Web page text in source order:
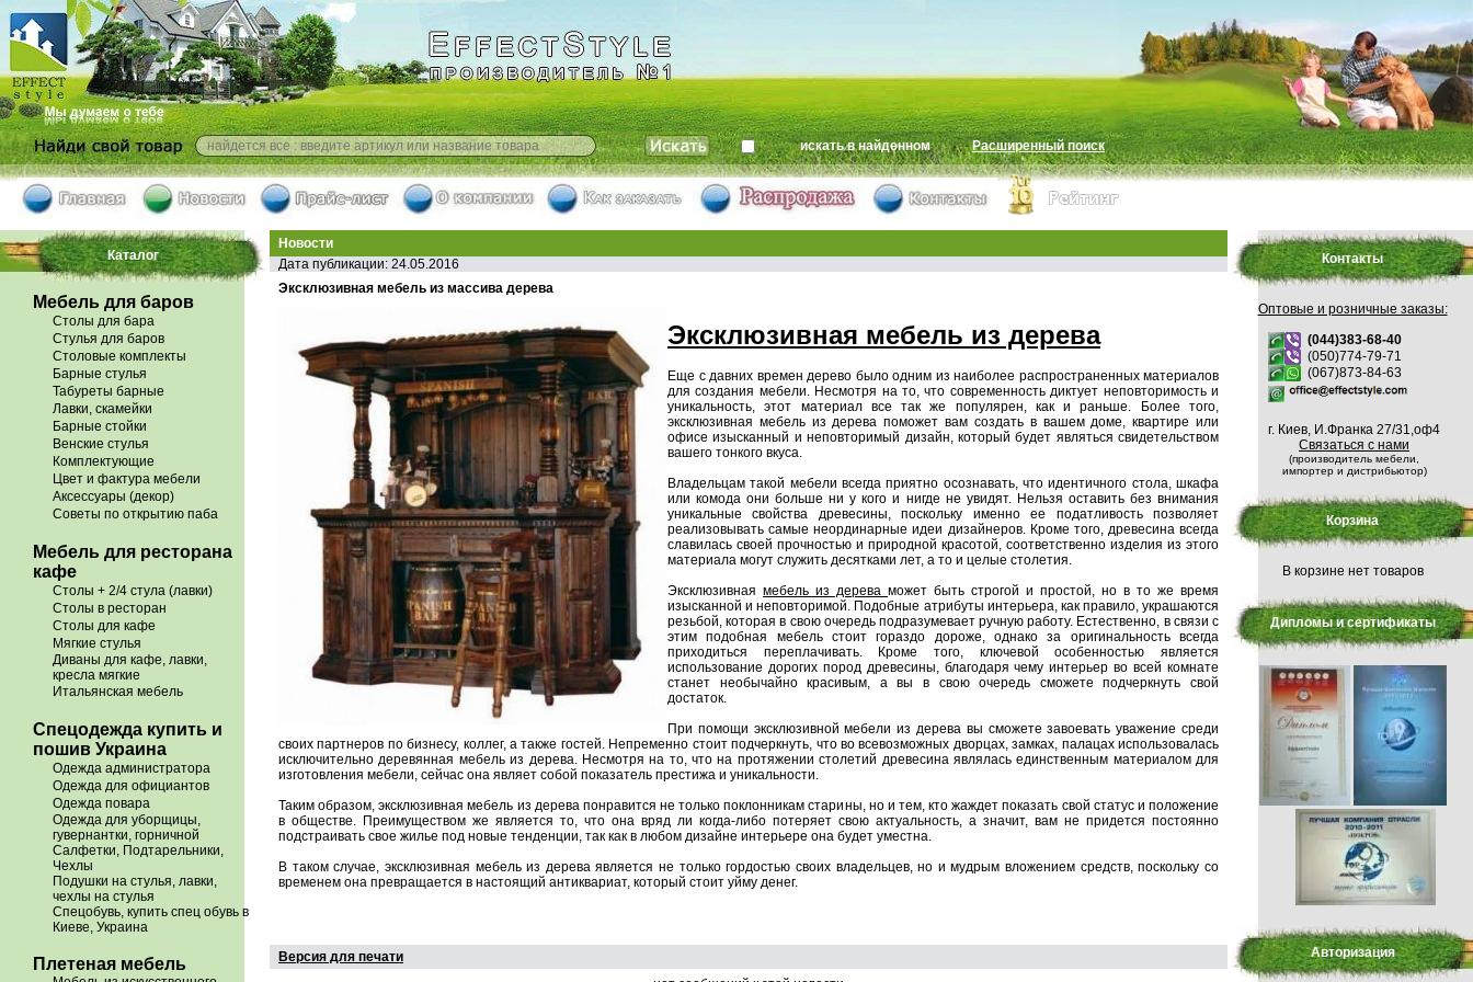
искать в найденном Расширенный поиск
Каталог
Мебель для баров
Столы для бара
Стулья для баров
Столовые комплекты
Барные стулья
Табуреты барные
Лавки, скамейки
Барные стойки
Венские стулья
Комплектующие
Цвет и фактура мебели
Аксессуары (декор)
Советы по открытию паба
Мебель для ресторана
кафе
Столы + 2/4 стула (лавки)
Столы в ресторан
Столы для кафе
Мягкие стулья
Диваны для кафе, лавки,
кресла мягкие
Итальянская мебель
Спецодежда купить и
пошив Украина
Одежда администратора
Одежда для официантов
Одежда повара
Одежда для уборщицы,
гувернантки, горничной
Салфетки, Подтарельники,
Чехлы
Подушки на стулья, лавки,
чехлы на стулья
Спецобувь, купить спец обувь в
Киеве, Украина
Плетеная мебель
Новости
Дата публикации: 24.05.2016
Эксклюзивная мебель из массива дерева
Эксклюзивная мебель из дерева
Еще с давних времен дерево было одним из наиболее распространенных материалов
для создания мебели. Несмотря на то, что современность диктует неповторимость и
уникальность, этот материал все так же популярен, как и раньше. Более того,
эксклюзивная мебель из дерева поможет вам создать в вашем доме, квартире или
офисе изысканный и неповторимый дизайн, который будет являться свидетельством
вашего тонкого вкуса.
Владельцам такой мебели всегда приятно осознавать, что идентичного стола, шкафа
или комода они больше ни у кого и нигде не увидят. Нельзя оставить без внимания
уникальные свойства древесины, поскольку именно ее податливость позволяет
реализовывать самые неординарные идеи дизайнеров. Кроме того, древесина всегда
славилась своей прочностью и природной красотой, соответственно изделия из этого
материала могут служить десятками лет, а то и целые столетия.
Эксклюзивная мебель из дерева может быть строгой и простой, но в то же время
изысканной и неповторимой. Подобные атрибуты интерьера, как правило, украшаются
резьбой, которая в свою очередь подразумевает ручную работу. Естественно, в связи с
этим подобная мебель стоит гораздо дороже, однако за оригинальность всегда
приходиться переплачивать. Кроме того, ключевой особенностью является
использование дорогих пород древесины, благодаря чему интерьер во всей комнате
станет необычайно красивым, а вы в свою очередь сможете подчеркнуть свой
достаток.
При помощи эксклюзивной мебели из дерева вы сможете завоевать уважение среди
своих партнеров по бизнесу, коллег, а также гостей. Непременно стоит подчеркнуть, что во всевозможных дворцах, замках, палацах использовалась
исключительно деревянная мебель из дерева. Несмотря на то, что на протяжении столетий древесина являлась единственным материалом для
изготовления мебели, сейчас она являет собой показатель престижа и уникальности.
Таким образом, эксклюзивная мебель из дерева понравится не только поклонникам старины, но и тем, кто жаждет показать свой статус и положение
в обществе. Преимуществом же является то, что она вряд ли когда-либо потеряет свою актуальность, а значит, вам не придется постоянно
подстраивать свое жилье под новые тенденции, так как в любом дизайне интерьере она будет уместна.
В таком случае, эксклюзивная мебель из дерева является не только гордостью своих владельцев, но и мудрым вложением средств, поскольку со
временем она превращается в настоящий антиквариат, который стоит уйму денег.
Версия для печати
Контакты
Оптовые и розничные заказы:
(044)383-68-40
(050)774-79-71
(067)873-84-63
г. Киев, И.Франка 27/31,оф4
Связаться с нами
(производитель мебели,
импортер и дистрибьютор)
Корзина
В корзине нет товаров
Дипломы и сертификаты
Авторизация